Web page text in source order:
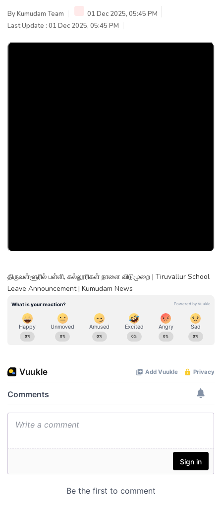
ByKumudam Team
01 Dec 2025, 05:45 PM
Last Update : 01 Dec 2025, 05:45 PM
திருவள்ளூரில் பள்ளி, கல்லூரிகள் நாளை விடுமுறை | Tiruvallur School
Leave Announcement | Kumudam News